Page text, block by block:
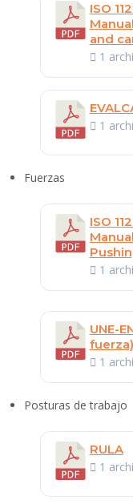
ISO
and
1
1
Fuerzas
ISO
1
UNE-
fuerza)
1
Posturas de trabajo
RULA
1